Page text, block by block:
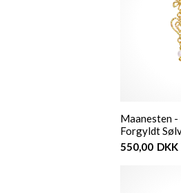
Maanesten
Forgyldt
550,00 DKK